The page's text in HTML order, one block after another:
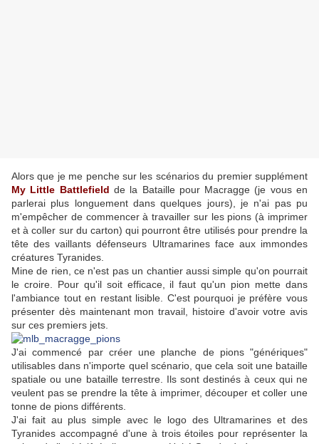
Alors que je me penche sur les scénarios du premier supplément
My Little Battlefield de la Bataille pour Macragge (je vous en
parlerai plus longuement dans quelques jours), je n'ai pas pu
m'empêcher de commencer à travailler sur les pions (à imprimer
et à coller sur du carton) qui pourront être utilisés pour prendre la
tête des vaillants défenseurs Ultramarines face aux immondes
créatures Tyranides.
Mine de rien, ce n'est pas un chantier aussi simple qu'on pourrait
le croire. Pour qu'il soit efficace, il faut qu'un pion mette dans
l'ambiance tout en restant lisible. C'est pourquoi je préfère vous
présenter dès maintenant mon travail, histoire d'avoir votre avis
sur ces premiers jets.
J'ai commencé par créer une planche de pions "génériques"
utilisables dans n'importe quel scénario, que cela soit une bataille
spatiale ou une bataille terrestre. Ils sont destinés à ceux qui ne
veulent pas se prendre la tête à imprimer, découper et coller une
tonne de pions différents.
J'ai fait au plus simple avec le logo des Ultramarines et des
Tyranides accompagné d'une à trois étoiles pour représenter la